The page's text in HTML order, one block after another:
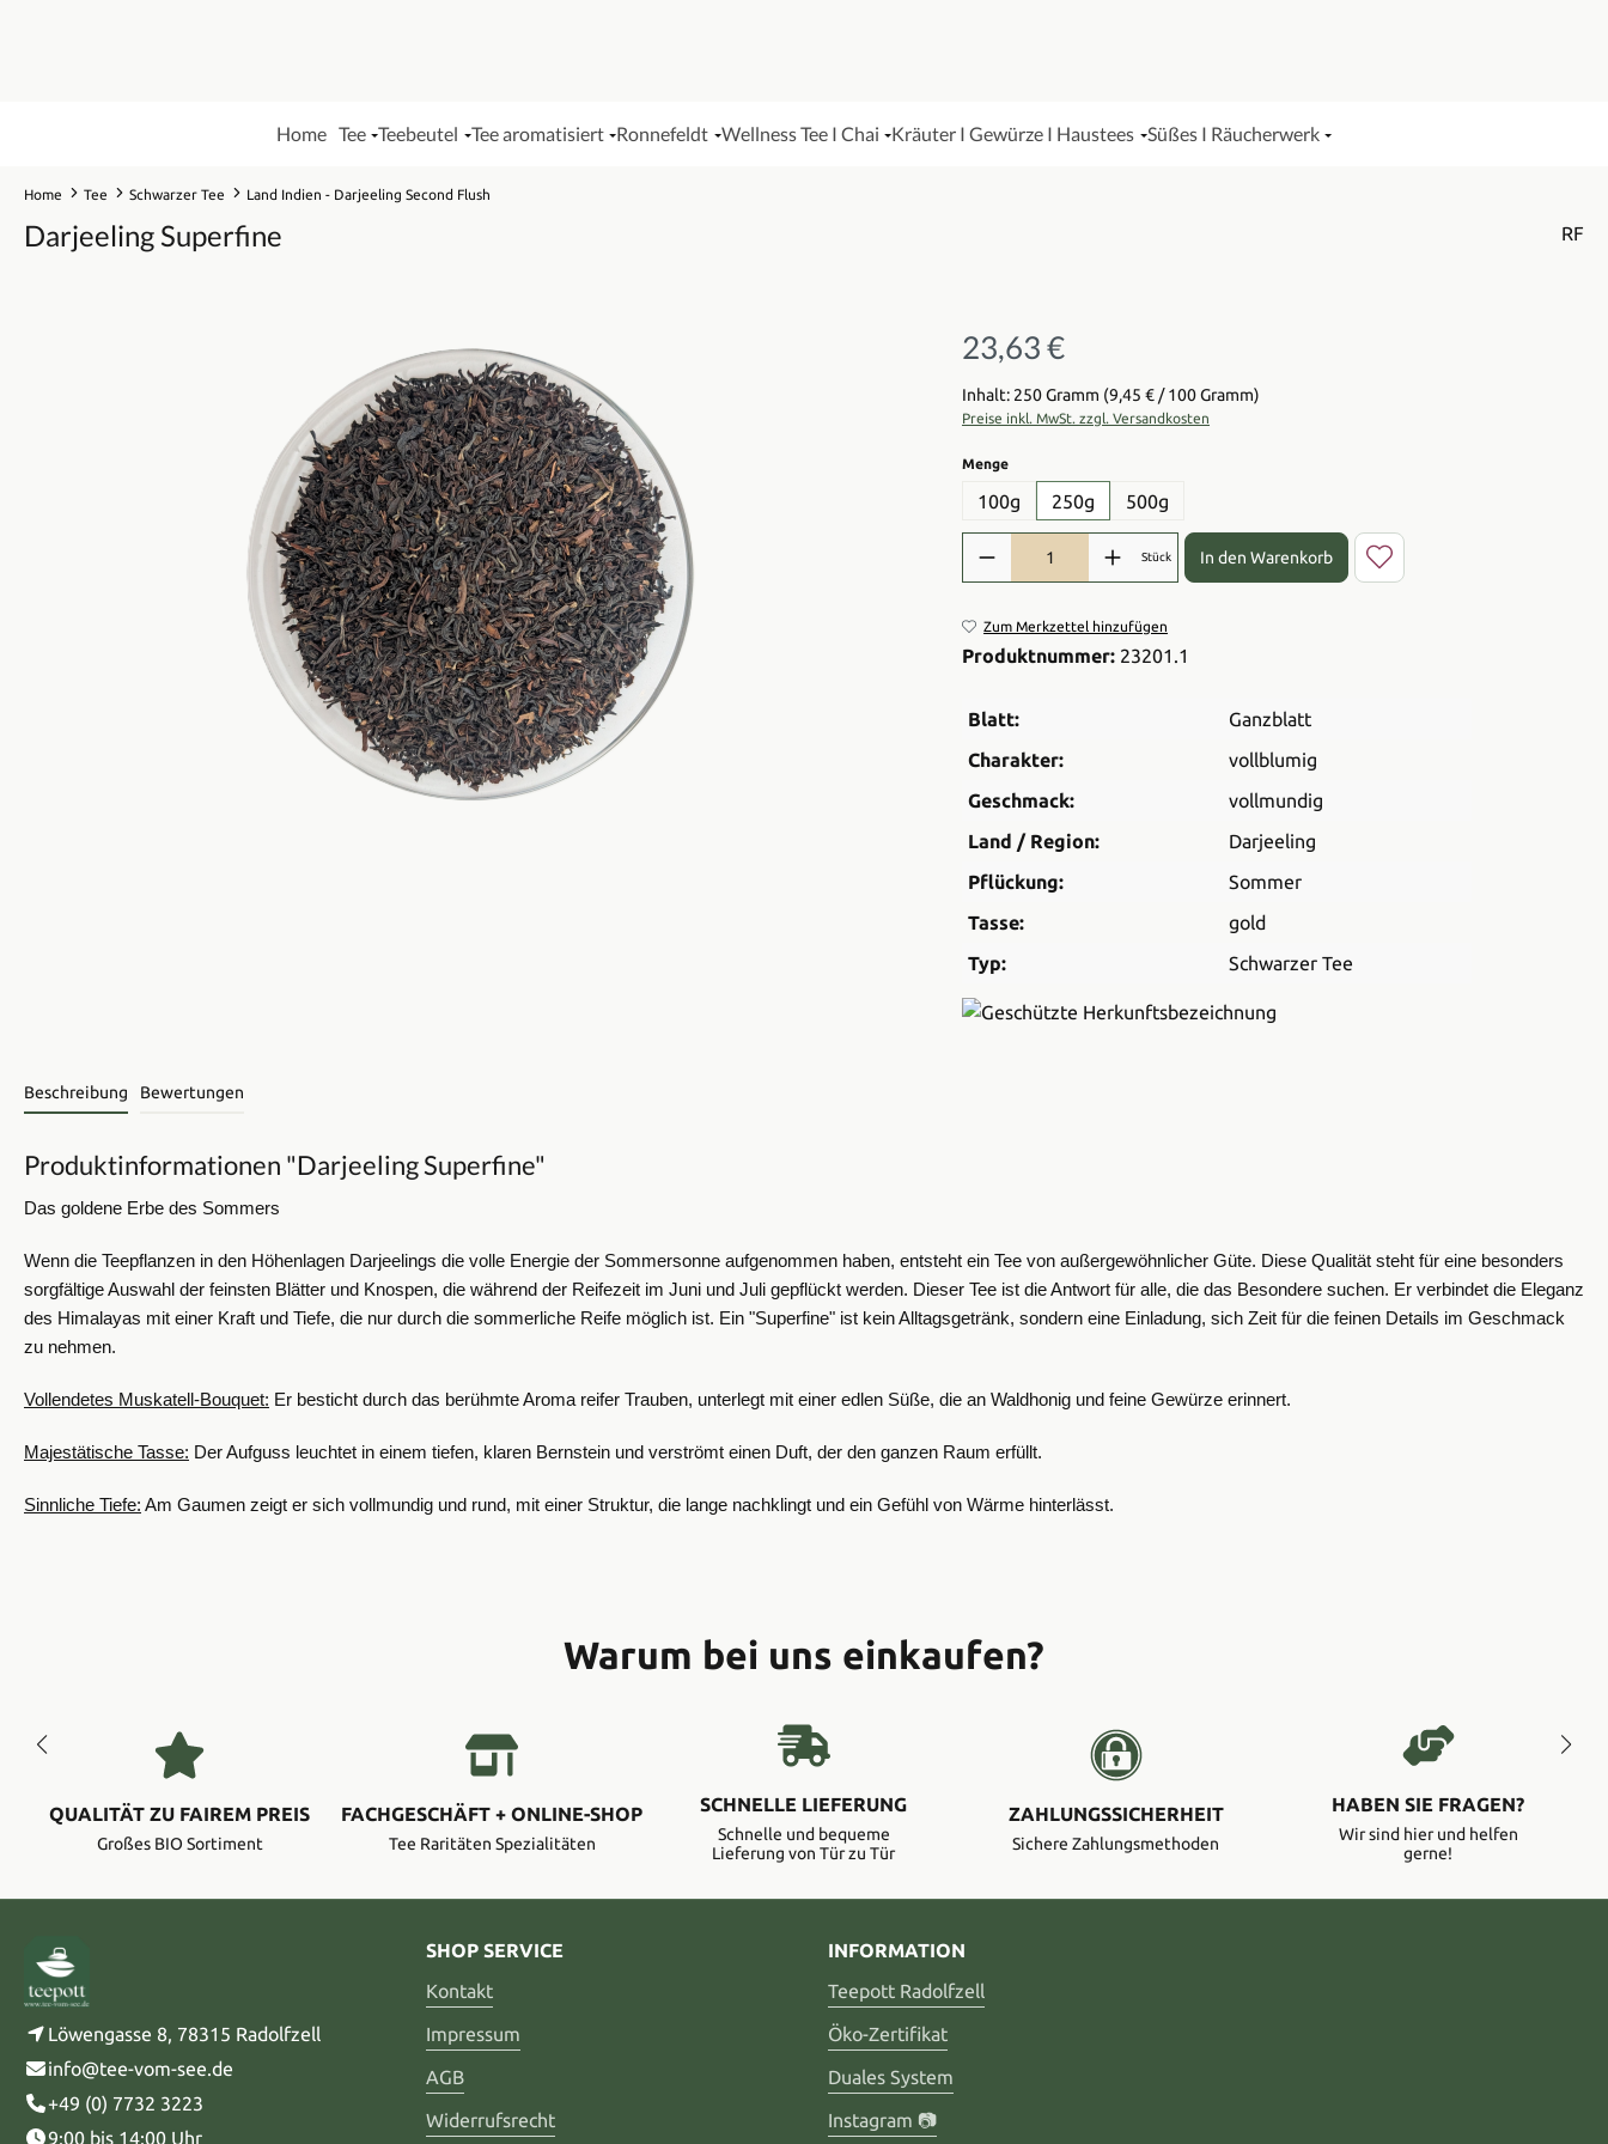
Home Tee Teebeutel Tee aromatisiert Ronnefeldt Wellness Tee I Chai Kräuter I Gewürze I Haustees Süßes I Räucherwerk
Home Tee Schwarzer Tee Land Indien - Darjeeling Second Flush
Darjeeling Superfine RF
Regulärer Preis:
23,63 €
Inhalt: 250 Gramm (9,45 € / 100 Gramm)
Preise inkl. MwSt. zzgl. Versandkosten
Mengeauswählen
100g 250g 500g
Produkt Anzahl: Gib den gewünschten Wert ein oder benutze die
Stück In den Warenkorb
Zum Merkzettel hinzufügen
Produktnummer: 23201.1
Blatt:
Ganzblatt
Charakter:
vollblumig
Geschmack:
vollmundig
Land / Region:
Darjeeling
Pflückung:
Sommer
Tasse:
gold
Typ:
Schwarzer Tee
Beschreibung Bewertungen
Produktinformationen "Darjeeling Superfine"
Das goldene Erbe des Sommers
​Wenn die Teepflanzen in den Höhenlagen Darjeelings die volle Energie der Sommersonne aufgenommen haben, entsteht ein Tee von außergewöhnlicher Güte. Diese Qualität steht für eine besonders
sorgfältige Auswahl der feinsten Blätter und Knospen, die während der Reifezeit im Juni und Juli gepflückt werden. Dieser Tee ist die Antwort für alle, die das Besondere suchen. Er verbindet die Eleganz
des Himalayas mit einer Kraft und Tiefe, die nur durch die sommerliche Reife möglich ist. Ein "Superfine" ist kein Alltagsgetränk, sondern eine Einladung, sich Zeit für die feinen Details im Geschmack
zu nehmen.
​Vollendetes Muskatell-Bouquet: Er besticht durch das berühmte Aroma reifer Trauben, unterlegt mit einer edlen Süße, die an Waldhonig und feine Gewürze erinnert.
​Majestätische Tasse: Der Aufguss leuchtet in einem tiefen, klaren Bernstein und verströmt einen Duft, der den ganzen Raum erfüllt.
​Sinnliche Tiefe: Am Gaumen zeigt er sich vollmundig und rund, mit einer Struktur, die lange nachklingt und ein Gefühl von Wärme hinterlässt.
Warum bei uns einkaufen?
QUALITÄT ZU FAIREM PREIS
Großes BIO Sortiment
FACHGESCHÄFT + ONLINE-SHOP
Tee Raritäten Spezialitäten
SCHNELLE LIEFERUNG
Schnelle und bequeme
Lieferung von Tür zu Tür
ZAHLUNGSSICHERHEIT
Sichere Zahlungsmethoden
HABEN SIE FRAGEN?
Wir sind hier und helfen
gerne!
Löwengasse 8, 78315 Radolfzell
info@tee-vom-see.de
+49 (0) 7732 3223
9:00 bis 14:00 Uhr
SHOP SERVICE
Kontakt
Impressum
AGB
Widerrufsrecht
INFORMATION
Teepott Radolfzell
Öko-Zertifikat
Duales System
Instagram 📷